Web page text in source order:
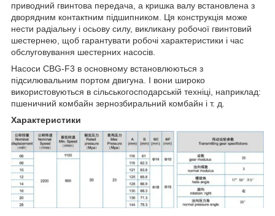
приводний гвинтова передача, а кришка валу встановлена з
дворядним контактним підшипником. Ця конструкція може
нести радіальну і осьову силу, викликану робочої гвинтовий
шестернею, щоб гарантувати робочі характеристики і час
обслуговування шестерних насосів.
Насоси CBG-F3 в основному встановлюються з
підсилювальним портом двигуна. І вони широко
використовуються в сільськогосподарській техніці, наприклад:
пшеничний комбайн зернозбиральний комбайн і т. д.
Характеристики